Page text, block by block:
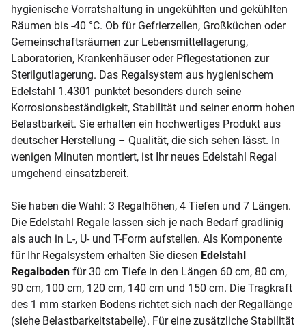
hygienische Vorratshaltung in ungekühlten und gekühlten
Räumen bis -40 °C. Ob für Gefrierzellen, Großküchen oder
Gemeinschaftsräumen zur Lebensmittellagerung,
Laboratorien, Krankenhäuser oder Pflegestationen zur
Sterilgutlagerung. Das Regalsystem aus hygienischem
Edelstahl 1.4301 punktet besonders durch seine
Korrosionsbeständigkeit, Stabilität und seiner enorm hohen
Belastbarkeit. Sie erhalten ein hochwertiges Produkt aus
deutscher Herstellung – Qualität, die sich sehen lässt. In
wenigen Minuten montiert, ist Ihr neues Edelstahl Regal
umgehend einsatzbereit.
Sie haben die Wahl: 3 Regalhöhen, 4 Tiefen und 7 Längen.
Die Edelstahl Regale lassen sich je nach Bedarf gradlinig
als auch in L-, U- und T-Form aufstellen. Als Komponente
für Ihr Regalsystem erhalten Sie diesen Edelstahl
Regalboden für 30 cm Tiefe in den Längen 60 cm, 80 cm,
90 cm, 100 cm, 120 cm, 140 cm und 150 cm. Die Tragkraft
des 1 mm starken Bodens richtet sich nach der Regallänge
(siehe Belastbarkeitstabelle). Für eine zusätzliche Stabilität